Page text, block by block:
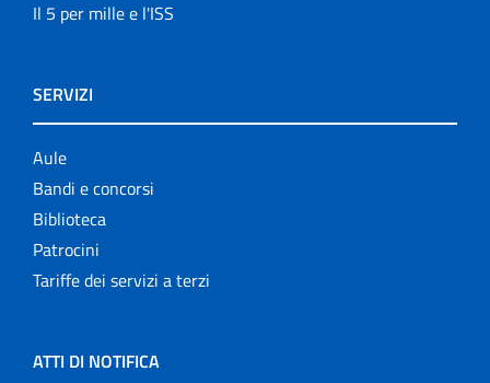
Il 5 per mille e l'ISS
SERVIZI
Aule
Bandi e concorsi
Biblioteca
Patrocini
Tariffe dei servizi a terzi
ATTI DI NOTIFICA